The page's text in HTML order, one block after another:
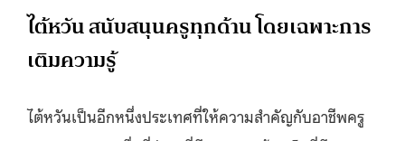
ไต้หวัน สนับสนุนครูทุกด้าน โดยเฉพาะการ
เติมความรู้
ไต้หวันเป็นอีกหนึ่งประเทศที่ให้ความสำคัญกับอาชีพครู